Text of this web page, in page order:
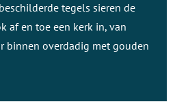
tegels sieren de
af en toe een kerk in, van
binnen overdadig met gouden